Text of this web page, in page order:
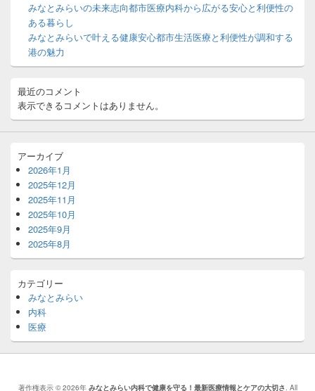
みなとみらいの未来志向都市医療内科から広がる安心と利便性の
ある暮らし
みなとみらいで叶える健康安心都市生活医療と利便性が調和する
港の魅力
最近のコメント
表示できるコメントはありません。
アーカイブ
2026年1月
2025年12月
2025年11月
2025年10月
2025年9月
2025年8月
カテゴリー
みなとみらい
内科
医療
著作権表示 © 2026年 みなとみらい内科で健康を守る！最新医療情報とケアの大切さ. All